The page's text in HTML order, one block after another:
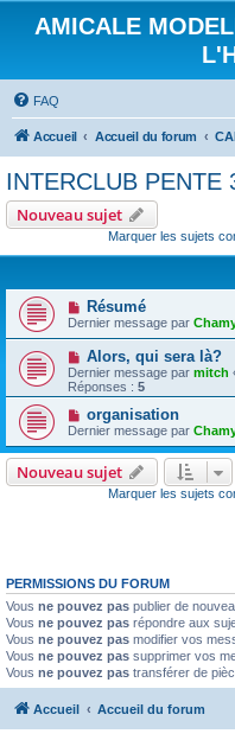
AMICALE
FAQ
Accueil Accueil du forum
INTERCLUB PENTE
Nouveau sujet
Marquer les sujets
Résumé
Dernier message par
Alors, qui sera là?
Dernier message par mitch
Réponses : 5
organisation
Dernier message par
Nouveau sujet
Marquer les sujets
PERMISSIONS DU FORUM
Vous ne pouvez pas publier de
Vous ne pouvez pas répondre aux
Vous ne pouvez pas modifier vos
Vous ne pouvez pas supprimer vos
Vous ne pouvez pas transférer de
Accueil Accueil du forum